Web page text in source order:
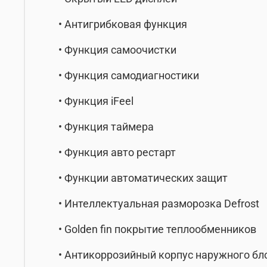
• Антигрибковая функция
• Функция самоочистки
• Функция самодиагностики
• Функция iFeel
• Функция таймера
• Функция авто рестарт
• Функции автоматических защит
• Интеллектуальная разморозка Defrost
• Golden fin покрытие теплообменников
• Антикоррозийный корпус наружного